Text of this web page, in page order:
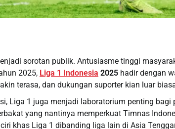
sorotan publik. Antusiasme tinggi
2025, Liga 1 Indonesia 2025 hadir dengan
terasa, dan dukungan suporter kian luar
Liga 1 juga menjadi laboratorium penting
yang nantinya memperkuat Timnas
khas Liga 1 dibanding liga lain di Asia